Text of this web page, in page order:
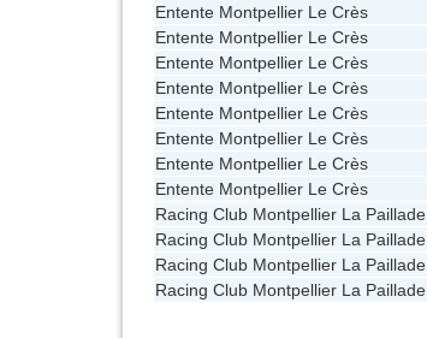
Entente Montpellier Le Crès
Entente Montpellier Le Crès
Entente Montpellier Le Crès
Entente Montpellier Le Crès
Entente Montpellier Le Crès
Entente Montpellier Le Crès
Entente Montpellier Le Crès
Entente Montpellier Le Crès
Racing Club Montpellier La Paillade
Racing Club Montpellier La Paillade
Racing Club Montpellier La Paillade
Racing Club Montpellier La Paillade